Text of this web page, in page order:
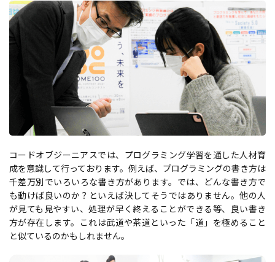
コードオブジーニアスでは、プログラミング学習を通した人材育
成を意識して行っております。例えば、プログラミングの書き方は
千差万別でいろいろな書き方があります。では、どんな書き方で
も動けば良いのか？といえば決してそうではありません。他の人
が見ても見やすい、処理が早く終えることができる等、良い書き
方が存在します。これは武道や茶道といった「道」を極めること
と似ているのかもしれません。